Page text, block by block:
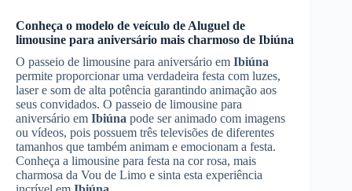
Conheça o modelo de veículo de Aluguel de
limousine para aniversário mais charmoso de Ibiúna
O passeio de limousine para aniversário em Ibiúna
permite proporcionar uma verdadeira festa com luzes,
laser e som de alta potência garantindo animação aos
seus convidados. O passeio de limousine para
aniversário em Ibiúna pode ser animado com imagens
ou vídeos, pois possuem três televisões de diferentes
tamanhos que também animam e emocionam a festa.
Conheça a limousine para festa na cor rosa, mais
charmosa da Vou de Limo e sinta esta experiência